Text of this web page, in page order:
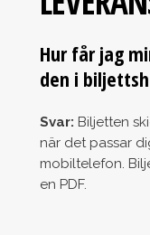
Hur får jag
den i
Svar: Biljetten
när det passar
mobiltelefon.
en PDF.